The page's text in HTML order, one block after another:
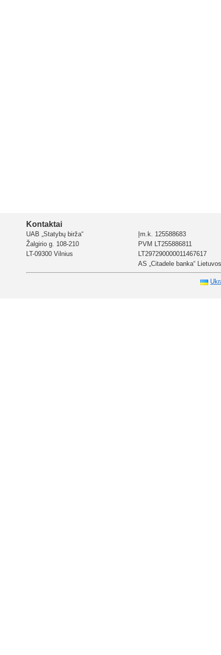
Kontaktai
UAB „Statybų birža“
Žalgirio g. 108-210
LT-09300 Vilnius
Įm.k. 125588683
PVM LT255886811
LT297290000011467617
AS „Citadele banka“